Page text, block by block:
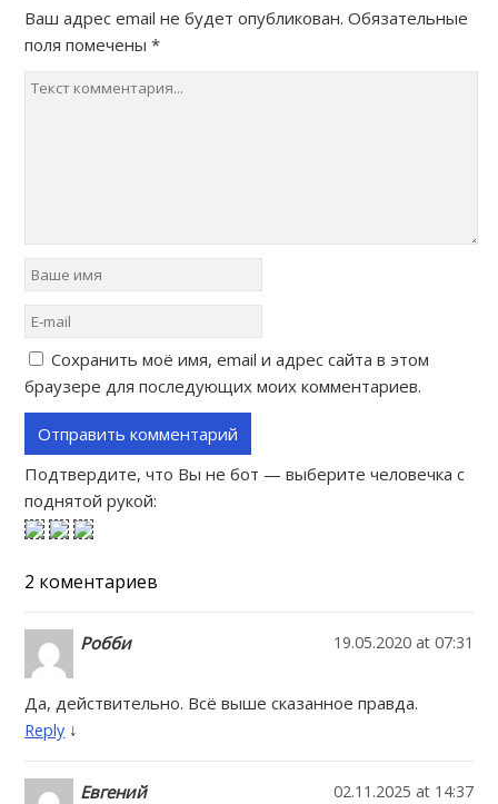
Ваш адрес email не будет опубликован. Обязательные
поля помечены*
Сохранить моё имя, email и адрес сайта в этом
браузере для последующих моих комментариев.
Подтвердите, что Вы не бот — выберите человечка с
поднятой рукой:
2 коментариев
Робби 19.05.2020 at 07:31
Да, действительно. Всё выше сказанное правда.
Reply ↓
Евгений 02.11.2025 at 14:37